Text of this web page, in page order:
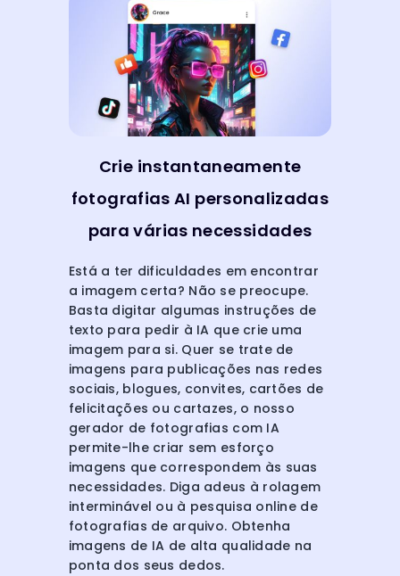
Crie instantaneamente
fotografias AI personalizadas
para várias necessidades
Está a ter dificuldades em encontrar
a imagem certa? Não se preocupe.
Basta digitar algumas instruções de
texto para pedir à IA que crie uma
imagem para si. Quer se trate de
imagens para publicações nas redes
sociais, blogues, convites, cartões de
felicitações ou cartazes, o nosso
gerador de fotografias com IA
permite-lhe criar sem esforço
imagens que correspondem às suas
necessidades. Diga adeus à rolagem
interminável ou à pesquisa online de
fotografias de arquivo. Obtenha
imagens de IA de alta qualidade na
ponta dos seus dedos.